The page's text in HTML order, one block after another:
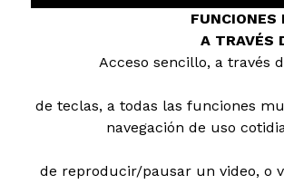
A TRAVÉS
Acceso sencillo, a través
de teclas, a todas las funciones
navegación de uso
de reproducir/pausar un video, o